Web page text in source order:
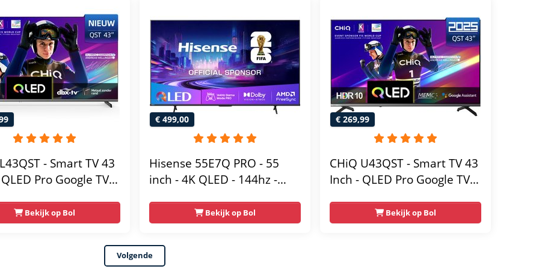
- Smart TV 43
Pro Google TV -
- Dolby Audio -
Bekijk op Bol
€ 499,00
Hisense 55E7Q PRO - 55
inch - 4K QLED - 144hz -
Bekijk op Bol
€ 269,99
CHiQ U43QST - Smart TV 43
Inch - QLED Pro Google TV -
Design - Dolby Audio -
Nieuw
Bekijk op Bol
Volgende